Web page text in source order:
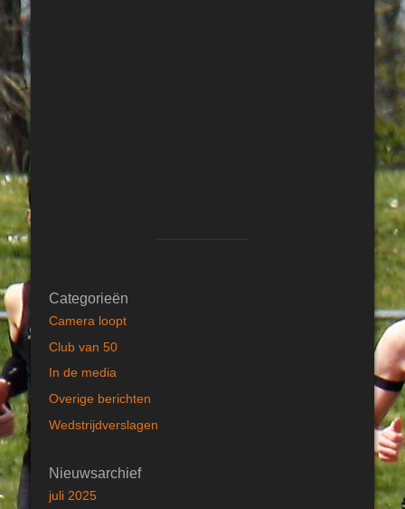
Categorieën
Camera loopt
Club van 50
In de media
Overige berichten
Wedstrijdverslagen
Nieuwsarchief
juli 2025